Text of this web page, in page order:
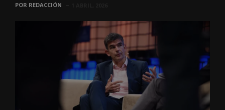
POR REDACCIÓN